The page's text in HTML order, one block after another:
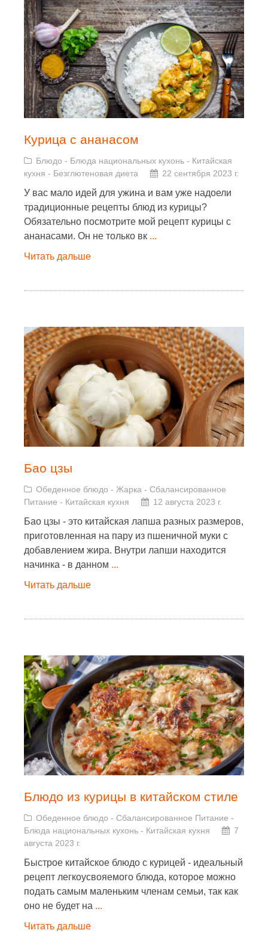
Курица с ананасом
Блюдо - Блюда национальных кухонь - Китайская
кухня - Безглютеновая диета 22 сентября 2023 г.
У вас мало идей для ужина и вам уже надоели
традиционные рецепты блюд из курицы?
Обязательно посмотрите мой рецепт курицы с
ананасами. Он не только вк ...
Читать дальше
Бао цзы
Обеденное блюдо - Жарка - Сбалансированное
Питание - Китайская кухня 12 августа 2023 г.
Бао цзы - это китайская лапша разных размеров,
приготовленная на пару из пшеничной муки с
добавлением жира. Внутри лапши находится
начинка - в данном ...
Читать дальше
Блюдо из курицы в китайском стиле
Обеденное блюдо - Сбалансированное Питание -
Блюда национальных кухонь - Китайская кухня
7
августа 2023 г.
Быстрое китайское блюдо с курицей - идеальный
рецепт легкоусвояемого блюда, которое можно
подать самым маленьким членам семьи, так как
оно не будет на ...
Читать дальше